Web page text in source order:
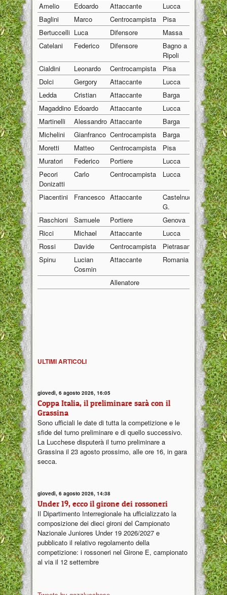
Amelio
Edoardo Attaccante Lucca
14/08/
Baglini
Marco Centrocampista Pisa
22/10/
Bertuccelli Luca Difensore Massa
13/01/
Catelani
Federico Difensore
Bagno a
Ripoli
13/04/
Cialdini Leonardo Centrocampista Pisa
10/06/
Dolci
Gergory Attaccante Lucca
20/03/
Ledda
Cristian Attaccante Barga
11/08/
Magaddino Edoardo Attaccante Lucca
04/09/
Martinelli
Alessandro Attaccante Barga
06/08/
Michelini
Gianfranco Centrocampista Barga
10/01/
Moretti
Matteo Centrocampista Pisa
21/04/
Muratori
Federico Portiere Lucca
03/11/
Pecori
Donizatti
Carlo Centrocampista Lucca 29/08/
Piacentini Francesco Attaccante
Castelnuovo
G.
01/03/
Raschioni Samuele Portiere Genova
05/05/
Ricci
Michael Attaccante Lucca
05/09/
Rossi
Davide Centrocampista Pietrasanta
11/12/
Spinu
Lucian
Cosmin
Attaccante Romania 25/03/
Allenatore 01/01/
ULTIMI ARTICOLI
giovedì, 6 agosto 2026, 16:05
Coppa Italia, il preliminare sarà con il
Grassina
Sono ufficiali le date di tutta la competizione e le
sfide del turno preliminare e di quello successivo.
La Lucchese disputerà il turno preliminare a
Grassina il 23 agosto prossimo, alle ore 16, in gara
secca.
giovedì, 6 agosto 2026, 14:38
Under 19, ecco il girone dei rossoneri
Il Dipartimento Interregionale ha ufficializzato la
composizione dei dieci gironi del Campionato
Nazionale Juniores Under 19 2026/2027 e
pubblicato il relativo regolamento della
competizione: i rossoneri nel Girone E, campionato
al via il 12 settembre